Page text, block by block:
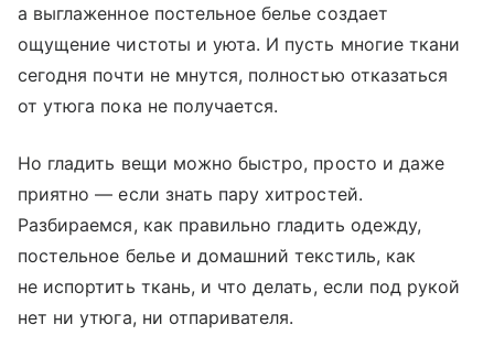
а выглаженное постельное белье создает
ощущение чистоты и уюта. И пусть многие ткани
сегодня почти не мнутся, полностью отказаться
от утюга пока не получается.
Но гладить вещи можно быстро, просто и даже
приятно — если знать пару хитростей.
Разбираемся, как правильно гладить одежду,
постельное белье и домашний текстиль, как
не испортить ткань, и что делать, если под рукой
нет ни утюга, ни отпаривателя.